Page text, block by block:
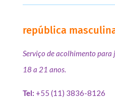
república
Serviço de acolhimento para
18 a 21 anos.
Tel: +55 (11) 3836-8126